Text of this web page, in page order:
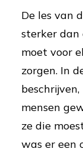
De les van
sterker dan
moet voor
zorgen. In
mensen
ze die
was er een